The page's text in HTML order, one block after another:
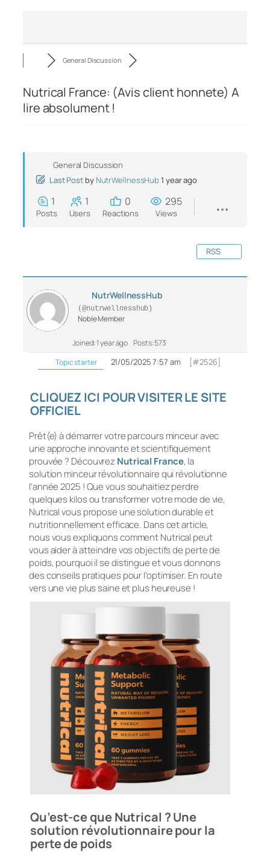
General Discussion
Nutrical France: (Avis client honnete) A
lire absolument !
General Discussion
Last Post by NutrWellnessHub 1 year ago
1
Posts
1
Users
0
Reactions
295
Views
RSS
NutrWellnessHub
(@nutrwellnesshub)
Noble Member
Joined: 1 year ago Posts: 573
Topic starter
21/05/2025 7:57 am [#2526]
CLIQUEZ ICI POUR VISITER LE SITE
OFFICIEL
Prêt(e) à démarrer votre parcours minceur avec
une approche innovante et scientifiquement
prouvée ? Découvrez Nutrical France, la
solution minceur révolutionnaire qui révolutionne
l’année 2025 ! Que vous souhaitiez perdre
quelques kilos ou transformer votre mode de vie,
Nutrical vous propose une solution durable et
nutritionnellement efficace. Dans cet article,
nous vous expliquons comment Nutrical peut
vous aider à atteindre vos objectifs de perte de
poids, pourquoi il se distingue et vous donnons
des conseils pratiques pour l’optimiser. En route
vers une vie plus saine et plus heureuse !
Qu’est-ce que Nutrical ? Une
solution révolutionnaire pour la
perte de poids